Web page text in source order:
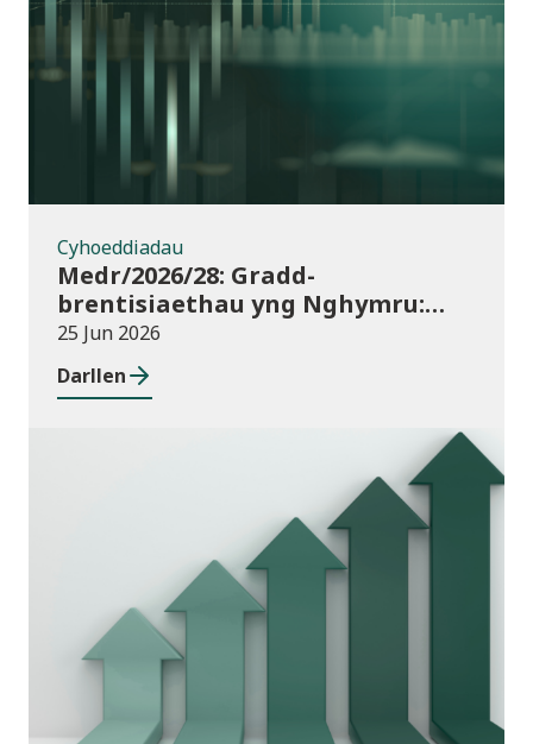
Cyhoeddiadau
Cyhoeddiadau
Medr/2026/28: Gradd-
brentisiaethau yng Nghymru:
dyraniadau cyllid ar gyfer
blwyddyn academaidd 2026/27
25 Jun 2026
Darllen
Cyhoeddiadau